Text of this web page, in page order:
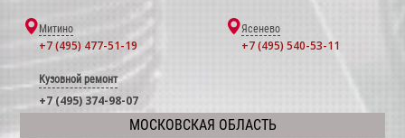
Митино
+7 (495) 477-51-19
Ясенево
+7 (495) 540-53-11
Кузовной ремонт
+7 (495) 374-98-07
МОСКОВСКАЯ ОБЛАСТЬ